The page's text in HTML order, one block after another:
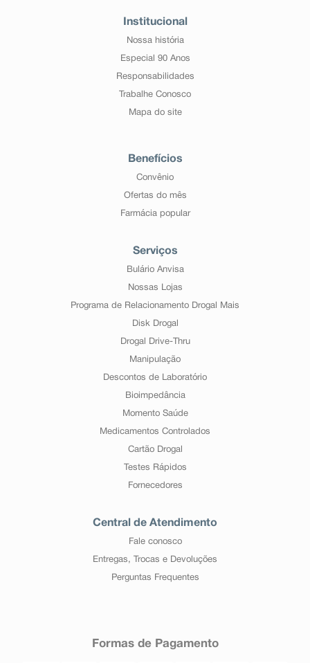
Institucional
Nossa história
Especial 90 Anos
Responsabilidades
Trabalhe Conosco
Mapa do site
Benefícios
Convênio
Ofertas do mês
Farmácia popular
Serviços
Bulário Anvisa
Nossas Lojas
Programa de Relacionamento Drogal Mais
Disk Drogal
Drogal Drive-Thru
Manipulação
Descontos de Laboratório
Bioimpedância
Momento Saúde
Medicamentos Controlados
Cartão Drogal
Testes Rápidos
Fornecedores
Central de Atendimento
Fale conosco
Entregas, Trocas e Devoluções
Perguntas Frequentes
Formas de Pagamento